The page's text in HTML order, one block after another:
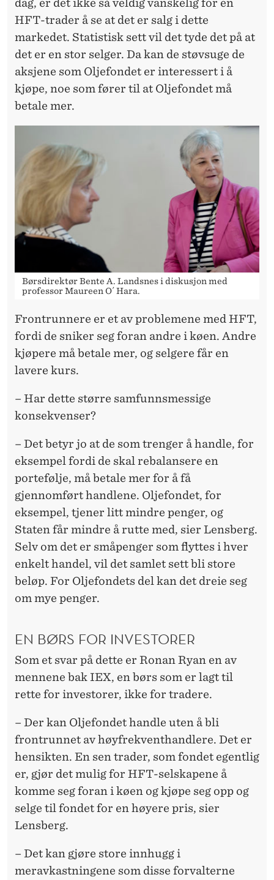
dag, er det ikke så veldig vanskelig for en
HFT-trader å se at det er salg i dette
markedet. Statistisk sett vil det tyde det på at
det er en stor selger. Da kan de støvsuge de
aksjene som Oljefondet er interessert i å
kjøpe, noe som fører til at Oljefondet må
betale mer.
Børsdirektør Bente A. Landsnes i diskusjon med
professor Maureen O´ Hara.
Frontrunnere er et av problemene med HFT,
fordi de sniker seg foran andre i køen. Andre
kjøpere må betale mer, og selgere får en
lavere kurs.
– Har dette større samfunnsmessige
konsekvenser?
– Det betyr jo at de som trenger å handle, for
eksempel fordi de skal rebalansere en
portefølje, må betale mer for å få
gjennomført handlene. Oljefondet, for
eksempel, tjener litt mindre penger, og
Staten får mindre å rutte med, sier Lensberg.
Selv om det er småpenger som flyttes i hver
enkelt handel, vil det samlet sett bli store
beløp. For Oljefondets del kan det dreie seg
om mye penger.
EN BØRS FOR INVESTORER
Som et svar på dette er Ronan Ryan en av
mennene bak IEX, en børs som er lagt til
rette for investorer, ikke for tradere.
– Der kan Oljefondet handle uten å bli
frontrunnet av høyfrekventhandlere. Det er
hensikten. En sen trader, som fondet egentlig
er, gjør det mulig for HFT-selskapene å
komme seg foran i køen og kjøpe seg opp og
selge til fondet for en høyere pris, sier
Lensberg.
– Det kan gjøre store innhugg i
meravkastningene som disse forvalterne